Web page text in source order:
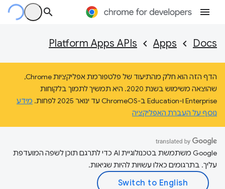
Docs
Apps
Platform Apps APIs
הדף הזה הוא חלק מהתיעוד של פלטפורמת אפליקציות Chrome,
שהוצאה משימוש בשנת 2020. היא תמשיך לתמוך בלקוחות
Enterprise ו-Education ב-ChromeOS עד ינואר 2025 לפחות.
מידע
נוסף על העברת האפליקציה
‫Google משתמשת בטכנולוגיית AI כדי לתרגם תוכן לשפה המועדפת
עליך. בתרגומים כאלו עשויות להיות שגיאות.